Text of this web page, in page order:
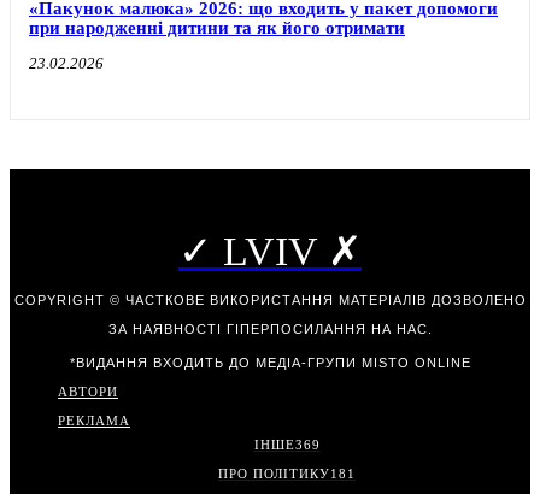
«Пакунок малюка» 2026: що входить у пакет допомоги
при народженні дитини та як його отримати
23.02.2026
✓ LVIV ✗
COPYRIGHT © ЧАСТКОВЕ ВИКОРИСТАННЯ МАТЕРІАЛІВ ДОЗВОЛЕНО
ЗА НАЯВНОСТІ ГІПЕРПОСИЛАННЯ НА НАС.
*ВИДАННЯ ВХОДИТЬ ДО МЕДІА-ГРУПИ MISTO ONLINE
АВТОРИ
РЕКЛАМА
ІНШЕ369
ПРО ПОЛІТИКУ181